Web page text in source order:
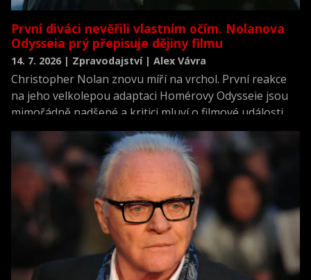
První diváci nevěřili vlastním očím. Nolanova
Odysseia prý přepisuje dějiny filmu
14. 7. 2026 | Zpravodajství | Alex Vávra
Christopher Nolan znovu míří na vrchol. První reakce
na jeho velkolepou adaptaci Homérovy Odysseie jsou
mimořádně nadšené a kritici mluví o filmové události
roku. Chválí monumentální IMAX obraz, strhující
herecké výkony i emocionální sílu příběhu, který podle
mnohých patří k tomu nejlepšímu, co oscarový režisér
dosud natočil.